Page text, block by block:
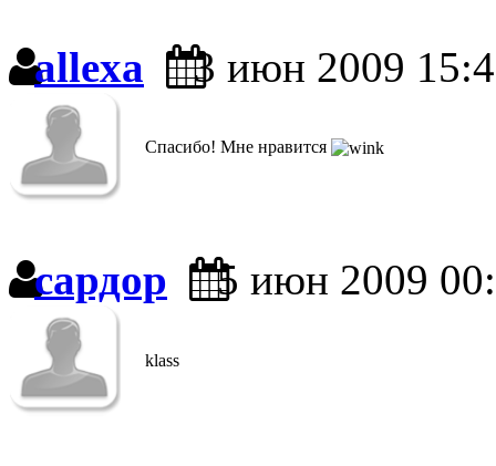
allexa 3 июн 2009
Спасибо! Мне нравится
сардор 5 июн 2009
klass